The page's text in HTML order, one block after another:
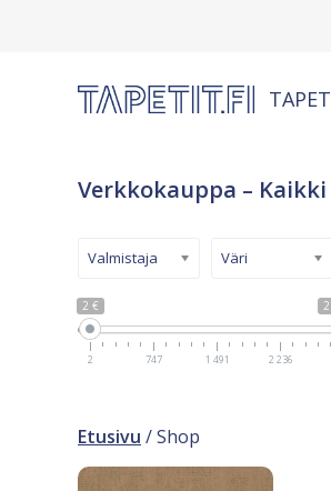
Verkkokauppa –
2 €
2 747 1 491 2 236
Valmistaja Väri
Etusivu / Shop